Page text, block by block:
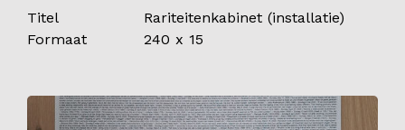
Titel
Rariteitenkabinet (installatie)
Formaat
240 x 15